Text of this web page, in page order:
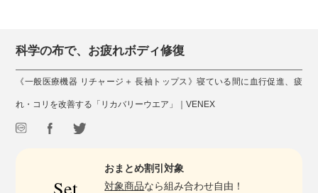
科学の布で、お疲れボディ修復
《一般医療機器 リチャージ＋ 長袖トップス》寝ている間に血行促進、疲
れ・コリを改善する「リカバリーウエア」｜VENEX
Set
おまとめ割引対象
対象商品なら組み合わせ自由！